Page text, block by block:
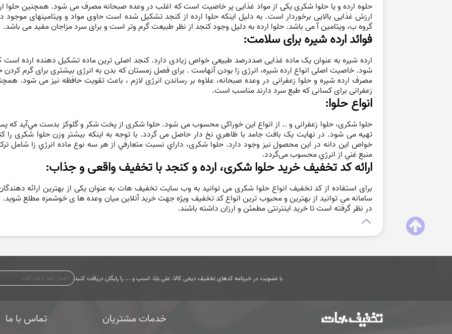
حلوه ارده و یا حلوا شکری یکی از مواد غذایی پر خاصیت است که اغلب در وعده صبحانه مصرف می شود. همچنین حلوا
ارزش غذایی بالایی برخوردار است. به دلیل اینکه حلوا ارده از کنجد تشکیل شده است حاوی مواد و ویتامینهای موجود
گروه ب، ویتامین آ می باشد. حلوا ارده به دلیل وجود کنجد از نظر طبیعت گرم وتر است و برای سرد مزاجان مفید می باشد.
فوائد ارده شیره برای سلامت:
ارده شیره به عنوان یک ماده غذایی صددرصد طبیعی خواص زیادی دارد. کنجد اصلی ترین ماده تشکیل دهنده ارده
شود. خاصیت اصلی انواع ارده شیره، انرژی زا بودن آنهاست . برای فصل زمستان که بدن به انرژی بیشتری برای گرم
مصرف ارده شیره و حلوا زعفرانی در وعده صبحانه، علاوه بر رساندن انرژی لازم ، باعث تقویت حافظه نیز می شود.
زعفرانی برای کسانی که طبع سرد دارند مناسب است.
انواع حلوا:
حلوا شکری، حلوا زعفرانی و .. از انواع این خوراکی محسوب می شود. حلوا شکری از پخت شکر و گلوکز بدست مي‌آيد که
تهیه می شود. در نهايت يک بافت جامد با ظاهري نخ دار حاصل می گردد. با توجه به اينکه بیشتر وزن حلوا شکری را
خواص اين دانه در اين محصول نيز وجود دارد. حلوا شکری، داراي نسبت متعارفي از هر سه نوع ماده انرژي ‌زا شامل
منبع غني از انرژي محسوب می‌گردد.
ارائه کد تخفیف خرید حلوا شکری، ارده و کنجد با تخفیف واقعی و جذاب:
برای استفاده از کد تخفیف انواع حلوا شکری می توانید به وب سایت تخفیف هات به عنوان یکی از بهترین ارائه دهندگان
سامانه می توانید از بهترین و محبوب ترین انواع کد تخفیف ویژه جهت خرید آنلاین میان وعده ها ی خوشمزه مطلع
در نظر گرفته است تا خرید اینترنتی مطمئن و ارزان داشته باشند.
با عضویت در خبرنامه کدهای تخفیف دیجی کالا، علی بابا، اسنپ و ... را رایگان دریافت کنید
خدمات مشتریان تماس با ما